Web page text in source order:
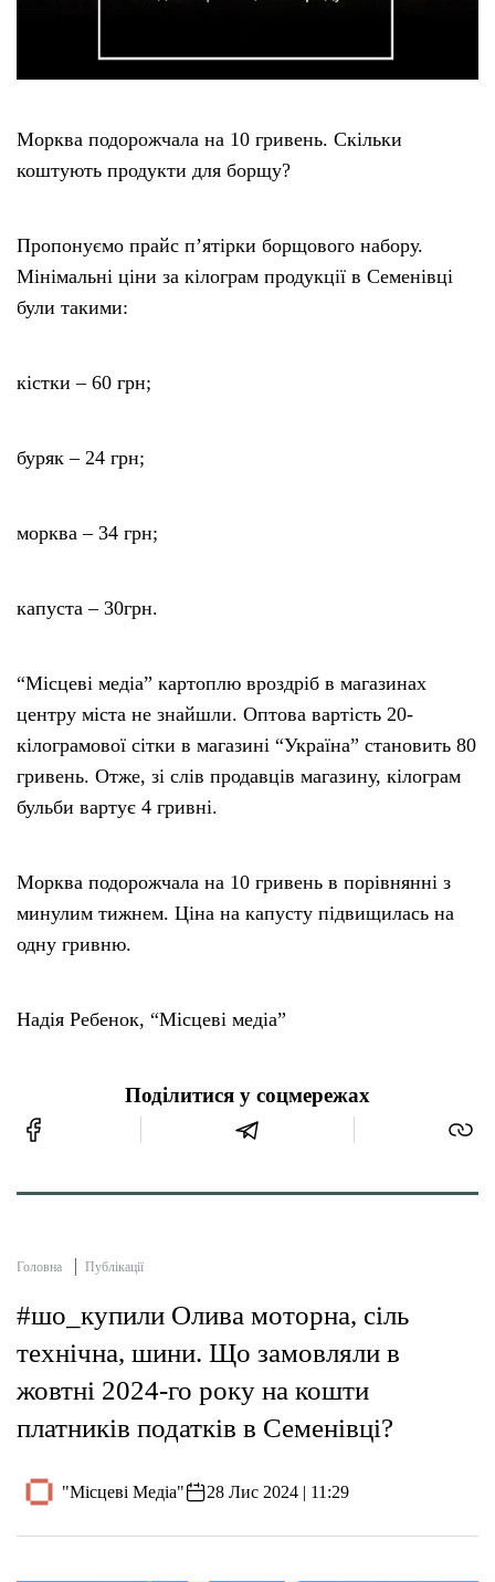
Морква подорожчала на 10 гривень. Скільки
коштують продукти для борщу?
Пропонуємо прайс п’ятірки борщового набору.
Мінімальні ціни за кілограм продукції в Семенівці
були такими:
кістки – 60 грн;
буряк – 24 грн;
морква – 34 грн;
капуста – 30грн.
“Місцеві медіа” картоплю вроздріб в магазинах
центру міста не знайшли. Оптова вартість 20-
кілограмової сітки в магазині “Україна” становить 80
гривень. Отже, зі слів продавців магазину, кілограм
бульби вартує 4 гривні.
Морква подорожчала на 10 гривень в порівнянні з
минулим тижнем. Ціна на капусту підвищилась на
одну гривню.
Надія Ребенок, “Місцеві медіа”
Поділитися у соцмережах
Головна Публікації
#шо_купили Олива моторна, сіль
технічна, шини. Що замовляли в
жовтні 2024-го року на кошти
платників податків в Семенівці?
"Місцеві Медіа" 28 Лис 2024 | 11:29